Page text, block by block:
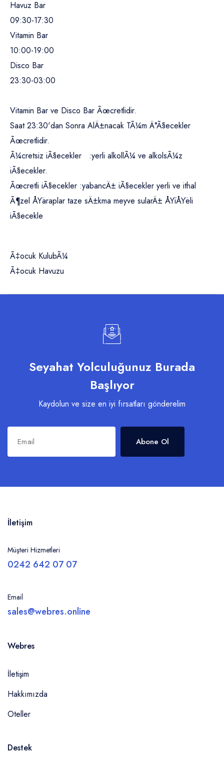
Havuz Bar
09:30-17:30
Vitamin Bar
10:00-19:00
Disco Bar
23:30-03:00
Vitamin Bar ve Disco Bar Ãœcretlidir.
Saat 23:30'dan Sonra AlÄ±nacak TÃ¼m Ä°Ã§ecekler
Ãœcretlidir.
Ã¼cretsiz iÃ§ecekler :yerli alkollÃ¼ ve alkolsÃ¼z
iÃ§ecekler.
Ãœcretli iÃ§ecekler :yabancÄ± iÃ§ecekler yerli ve ithal
Ã¶zel ÅŸaraplar taze sÄ±kma meyve sularÄ± ÅŸiÅŸeli
iÃ§ecekle
Ã‡ocuk KulubÃ¼
Ã‡ocuk Havuzu
Seyahat Yolculuğunuz Burada
Başlıyor
Kaydolun ve size en iyi fırsatları gönderelim
Abone Ol
İletişim
Müşteri Hizmetleri
0242 642 07 07
Email
sales@webres.online
Webres
İletişim
Hakkımızda
Oteller
Destek